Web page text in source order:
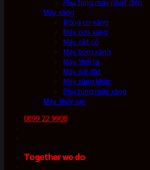
Phụ tùng máy phát điện
Máy xăng
Động cơ xăng
Máy cưa xăng
Máy cắt cỏ
Máy bơm xăng
Máy thổi lá
Máy xới đất
Máy xăng khác
Phụ tùng máy xăng
Máy thủy lực
0899 22 9908
Together we do